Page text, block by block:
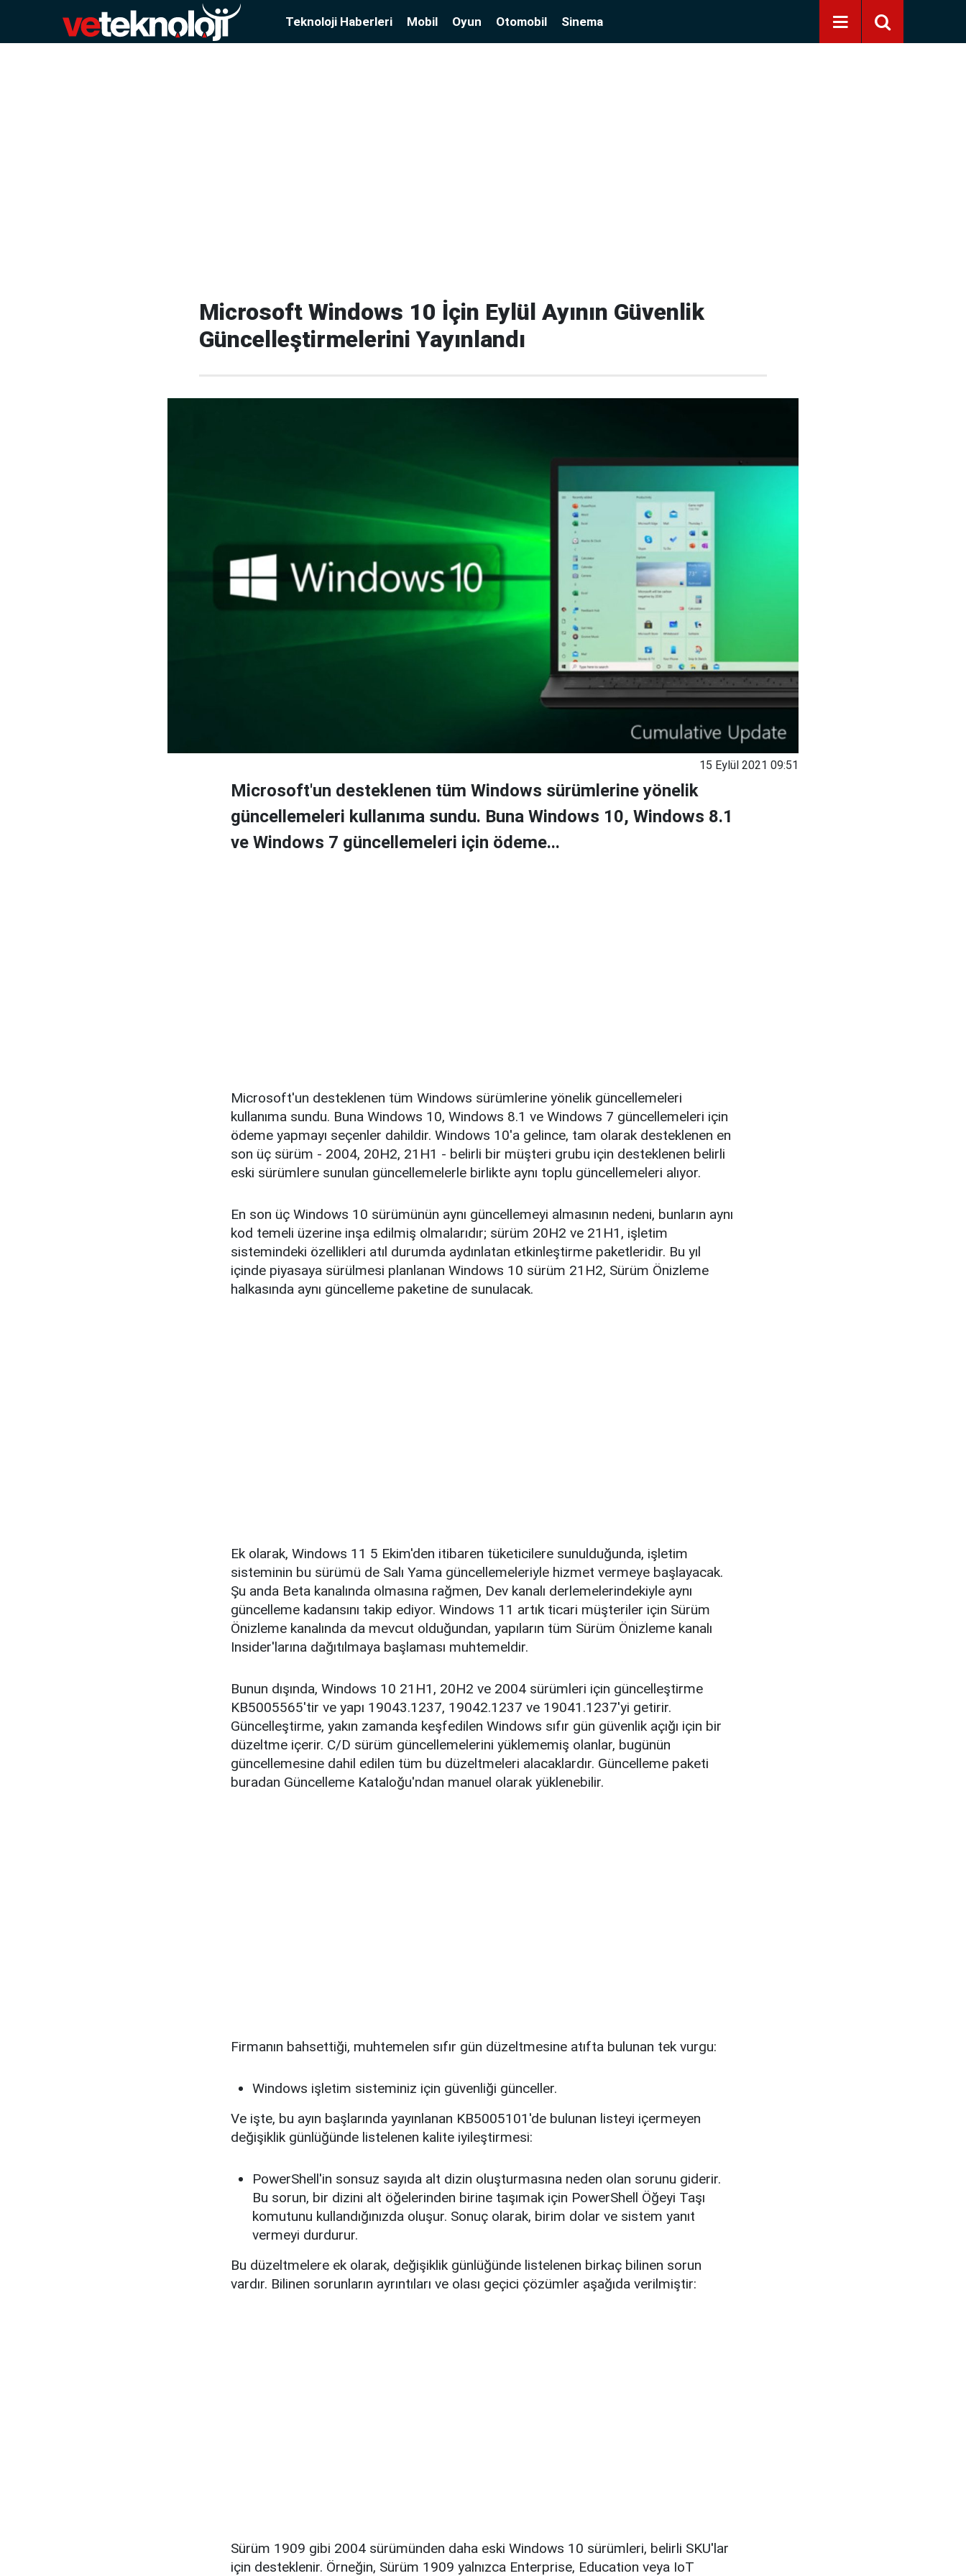
Teknoloji Haberleri Mobil Oyun Otomobil Sinema
Microsoft Windows 10 İçin Eylül Ayının Güvenlik
Güncelleştirmelerini Yayınlandı
15 Eylül 2021 09:51
Microsoft'un desteklenen tüm Windows sürümlerine yönelik
güncellemeleri kullanıma sundu. Buna Windows 10, Windows 8.1
ve Windows 7 güncellemeleri için ödeme...
Microsoft'un desteklenen tüm Windows sürümlerine yönelik güncellemeleri
kullanıma sundu. Buna Windows 10, Windows 8.1 ve Windows 7 güncellemeleri için
ödeme yapmayı seçenler dahildir. Windows 10'a gelince, tam olarak desteklenen en
son üç sürüm - 2004, 20H2, 21H1 - belirli bir müşteri grubu için desteklenen belirli
eski sürümlere sunulan güncellemelerle birlikte aynı toplu güncellemeleri alıyor.
En son üç Windows 10 sürümünün aynı güncellemeyi almasının nedeni, bunların aynı
kod temeli üzerine inşa edilmiş olmalarıdır; sürüm 20H2 ve 21H1, işletim
sistemindeki özellikleri atıl durumda aydınlatan etkinleştirme paketleridir. Bu yıl
içinde piyasaya sürülmesi planlanan Windows 10 sürüm 21H2, Sürüm Önizleme
halkasında aynı güncelleme paketine de sunulacak.
Ek olarak, Windows 11 5 Ekim'den itibaren tüketicilere sunulduğunda, işletim
sisteminin bu sürümü de Salı Yama güncellemeleriyle hizmet vermeye başlayacak.
Şu anda Beta kanalında olmasına rağmen, Dev kanalı derlemelerindekiyle aynı
güncelleme kadansını takip ediyor. Windows 11 artık ticari müşteriler için Sürüm
Önizleme kanalında da mevcut olduğundan, yapıların tüm Sürüm Önizleme kanalı
Insider'larına dağıtılmaya başlaması muhtemeldir.
Bunun dışında, Windows 10 21H1, 20H2 ve 2004 sürümleri için güncelleştirme
KB5005565'tir ve yapı 19043.1237, 19042.1237 ve 19041.1237'yi getirir.
Güncelleştirme, yakın zamanda keşfedilen Windows sıfır gün güvenlik açığı için bir
düzeltme içerir. C/D sürüm güncellemelerini yüklememiş olanlar, bugünün
güncellemesine dahil edilen tüm bu düzeltmeleri alacaklardır. Güncelleme paketi
buradan Güncelleme Kataloğu'ndan manuel olarak yüklenebilir.
Firmanın bahsettiği, muhtemelen sıfır gün düzeltmesine atıfta bulunan tek vurgu:
Windows işletim sisteminiz için güvenliği günceller.
Ve işte, bu ayın başlarında yayınlanan KB5005101'de bulunan listeyi içermeyen
değişiklik günlüğünde listelenen kalite iyileştirmesi:
PowerShell'in sonsuz sayıda alt dizin oluşturmasına neden olan sorunu giderir.
Bu sorun, bir dizini alt öğelerinden birine taşımak için PowerShell Öğeyi Taşı
komutunu kullandığınızda oluşur. Sonuç olarak, birim dolar ve sistem yanıt
vermeyi durdurur.
Bu düzeltmelere ek olarak, değişiklik günlüğünde listelenen birkaç bilinen sorun
vardır. Bilinen sorunların ayrıntıları ve olası geçici çözümler aşağıda verilmiştir:
Sürüm 1909 gibi 2004 sürümünden daha eski Windows 10 sürümleri, belirli SKU'lar
için desteklenir. Örneğin, Sürüm 1909 yalnızca Enterprise, Education veya IoT